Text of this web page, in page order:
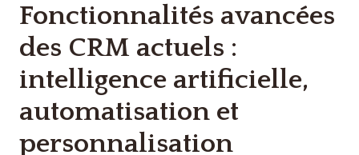
Fonctionnalités avancées
des CRM actuels :
intelligence artificielle,
automatisation et
personnalisation